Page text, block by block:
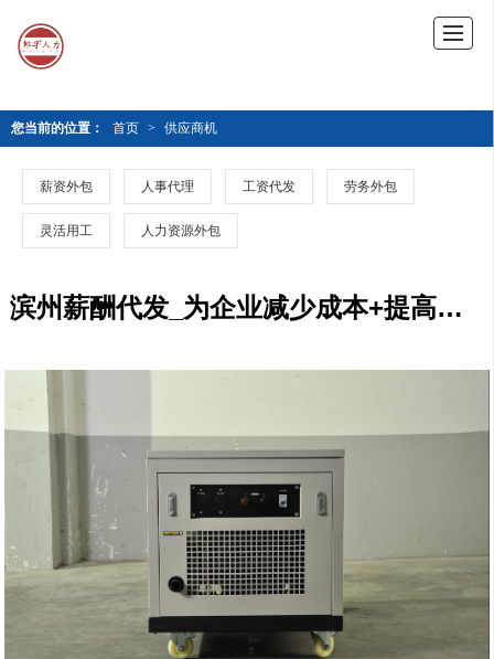
您当前的位置： 首页 > 供应商机
薪资外包 人事代理 工资代发 劳务外包
灵活用工 人力资源外包
滨州薪酬代发_为企业减少成本+提高效率